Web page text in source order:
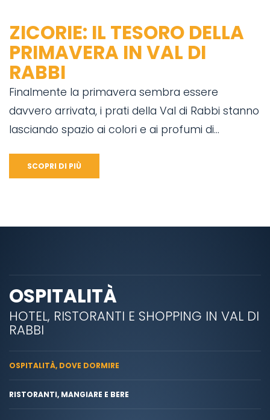
ZICORIE: IL TESORO DELLA
PRIMAVERA IN VAL DI
RABBI
Finalmente la primavera sembra essere
davvero arrivata, i prati della Val di Rabbi stanno
lasciando spazio ai colori e ai profumi di...
SCOPRI DI PIÙ
OSPITALITÀ
HOTEL, RISTORANTI E SHOPPING IN VAL DI
RABBI
OSPITALITÀ, DOVE DORMIRE
RISTORANTI, MANGIARE E BERE